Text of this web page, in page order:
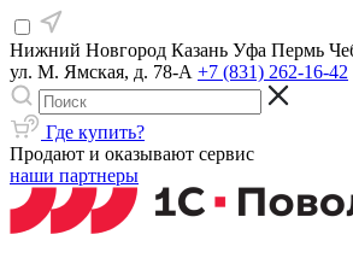
Нижний Новгород Казань Уфа Пермь
ул. М. Ямская, д. 78-А +7 (831) 262-16-42
Где купить?
Продают и оказывают сервис
наши партнеры